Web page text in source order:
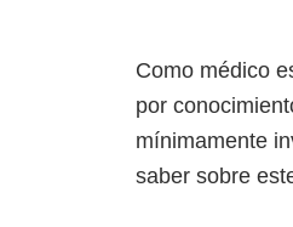
Como médico
por
mínimamente
saber sobre